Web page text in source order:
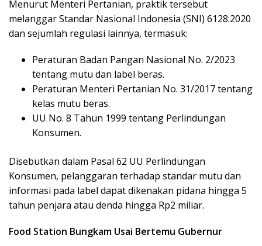
Menurut Menteri Pertanian, praktik tersebut
melanggar Standar Nasional Indonesia (SNI) 6128:2020
dan sejumlah regulasi lainnya, termasuk:
Peraturan Badan Pangan Nasional No. 2/2023
tentang mutu dan label beras.
Peraturan Menteri Pertanian No. 31/2017 tentang
kelas mutu beras.
UU No. 8 Tahun 1999 tentang Perlindungan
Konsumen.
Disebutkan dalam Pasal 62 UU Perlindungan
Konsumen, pelanggaran terhadap standar mutu dan
informasi pada label dapat dikenakan pidana hingga 5
tahun penjara atau denda hingga Rp2 miliar.
Food Station Bungkam Usai Bertemu Gubernur